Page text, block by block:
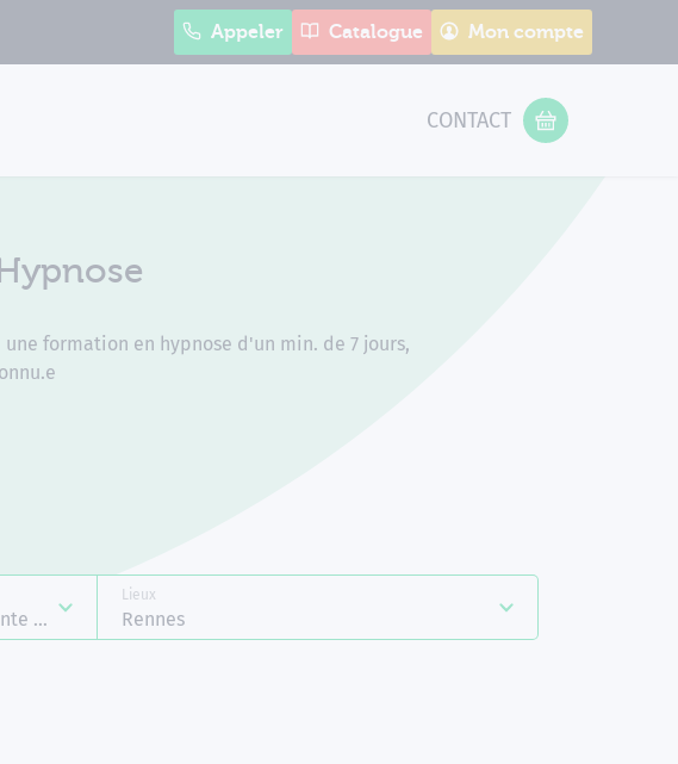
Appeler Catalogue Mon compte
CONTACT
VOTRE PANIER
formation en hypnose d'un min. de 7 jours,
Emergences
Lieux
Rennes